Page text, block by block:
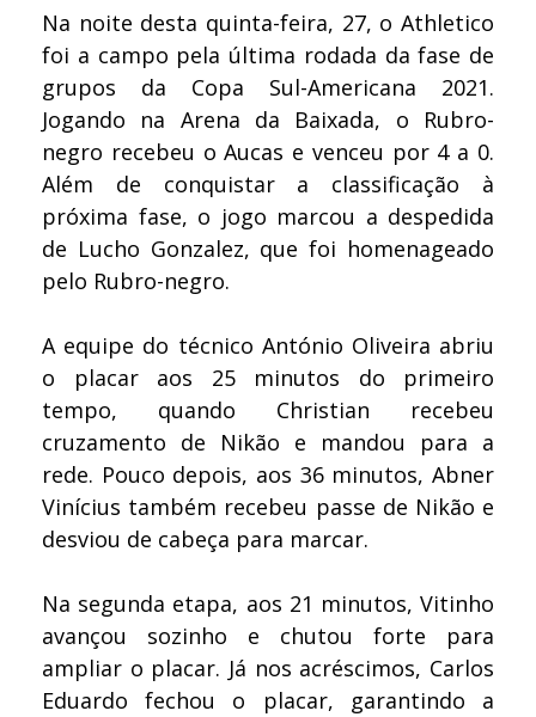
Na noite desta quinta-feira, 27, o Athletico
foi a campo pela última rodada da fase de
grupos da Copa Sul-Americana 2021.
Jogando na Arena da Baixada, o Rubro-
negro recebeu o Aucas e venceu por 4 a 0.
Além de conquistar a classificação à
próxima fase, o jogo marcou a despedida
de Lucho Gonzalez, que foi homenageado
pelo Rubro-negro.
A equipe do técnico António Oliveira abriu
o placar aos 25 minutos do primeiro
tempo, quando Christian recebeu
cruzamento de Nikão e mandou para a
rede. Pouco depois, aos 36 minutos, Abner
Vinícius também recebeu passe de Nikão e
desviou de cabeça para marcar.
Na segunda etapa, aos 21 minutos, Vitinho
avançou sozinho e chutou forte para
ampliar o placar. Já nos acréscimos, Carlos
Eduardo fechou o placar, garantindo a